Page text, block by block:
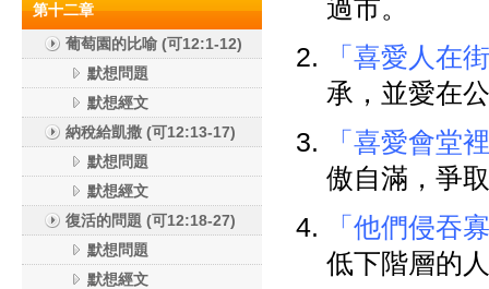
第十二章
葡萄園的比喻 (可12:1-12)
默想問題
默想經文
納稅給凱撒 (可12:13-17)
默想問題
默想經文
復活的問題 (可12:18-27)
默想問題
默想經文
過市。
「喜愛人在
承，並愛在
「喜愛會堂
傲自滿，爭
「他們侵吞
低下階層的